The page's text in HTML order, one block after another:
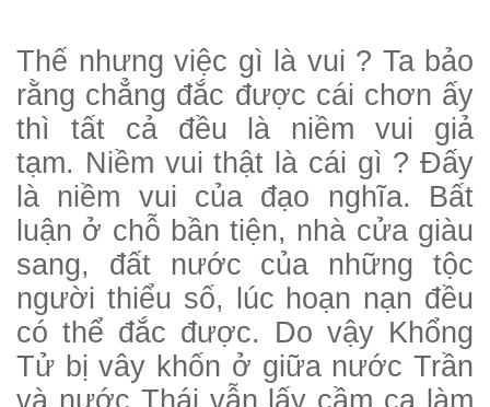
Thế nhưng việc gì là vui ? Ta bảo
rằng chẳng đắc được cái chơn ấy
thì tất cả đều là niềm vui giả
tạm. Niềm vui thật là cái gì ? Đấy
là niềm vui của đạo nghĩa. Bất
luận ở chỗ bần tiện, nhà cửa giàu
sang, đất nước của những tộc
người thiểu số, lúc hoạn nạn đều
có thể đắc được. Do vậy Khổng
Tử bị vây khốn ở giữa nước Trần
và nước Thái vẫn lấy cầm ca làm